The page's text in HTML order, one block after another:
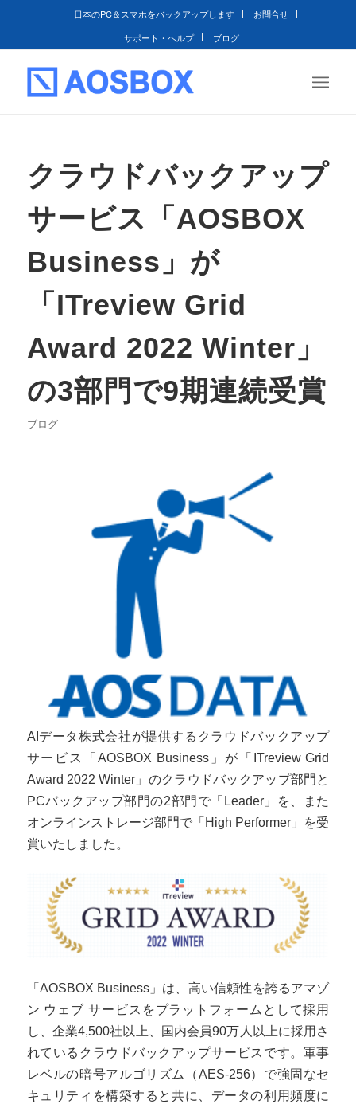
日本のPC＆スマホをバックアップします
お問合せ
サポート・ヘルプ
ブログ
クラウドバックアップ
サービス「AOSBOX
Business」が
「ITreview Grid
Award 2022 Winter」
の3部門で9期連続受賞
ブログ
AIデータ株式会社が提供するクラウドバックアップ
サービス「AOSBOX Business」が「ITreview Grid
Award 2022 Winter」のクラウドバックアップ部門と
PCバックアップ部門の2部門で「Leader」を、また
オンラインストレージ部門で「High Performer」を受
賞いたしました。
「AOSBOX Business」は、高い信頼性を誇るアマゾ
ン ウェブ サービスをプラットフォームとして採用
し、企業4,500社以上、国内会員90万人以上に採用さ
れているクラウドバックアップサービスです。軍事
レベルの暗号アルゴリズム（AES-256）で強固なセ
キュリティを構築すると共に、データの利用頻度に